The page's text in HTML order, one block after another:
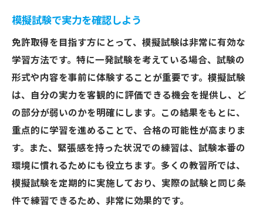
模擬試験で学習成果を確認
実績から学ぶ合格への近道
免許取得に不可欠な交通ルール理解を深める実
践的アプローチ
実際の運転場面での交通ルールの適用
交通事故を防ぐための危険予測力
学んだ知識を実技に活かす方法
実践を通じて得られる新たな気付き
体験談から学ぶ、安全運転の重要性
模擬試験で実力を確認しよう
免許取得を目指す方にとって、模擬試験は非常に有効な
学習方法です。特に一発試験を考えている場合、試験の
形式や内容を事前に体験することが重要です。模擬試験
は、自分の実力を客観的に評価できる機会を提供し、ど
の部分が弱いのかを明確にします。この結果をもとに、
重点的に学習を進めることで、合格の可能性が高まりま
す。また、緊張感を持った状況での練習は、試験本番の
環境に慣れるためにも役立ちます。多くの教習所では、
模擬試験を定期的に実施しており、実際の試験と同じ条
件で練習できるため、非常に効果的です。